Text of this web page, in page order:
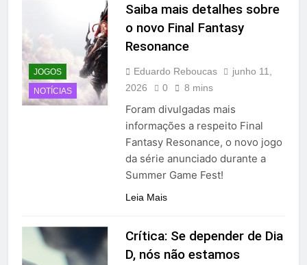
JOGOS
NOTÍCIAS
Saiba mais detalhes sobre
o novo Final Fantasy
Resonance
Eduardo Reboucas
junho 11,
2026
0 8 mins
Foram divulgadas mais
informações a respeito Final
Fantasy Resonance, o novo jogo
da série anunciado durante a
Summer Game Fest!
Leia Mais
Crítica: Se depender de Dia
D, nós não estamos